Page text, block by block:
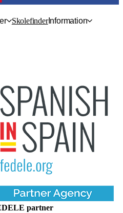
SkolefinderInformation
partner